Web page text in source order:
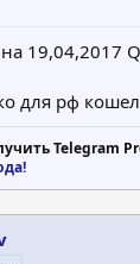
19,04,2017
для рф
Telegram